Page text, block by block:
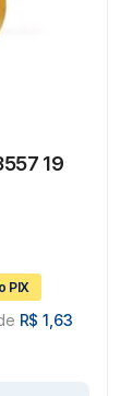
19
R$ 1,63